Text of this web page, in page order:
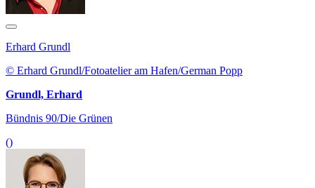
Erhard Grundl
© Erhard Grundl/Fotoatelier am Hafen/German Popp
Grundl, Erhard
Bündnis 90/Die Grünen
()